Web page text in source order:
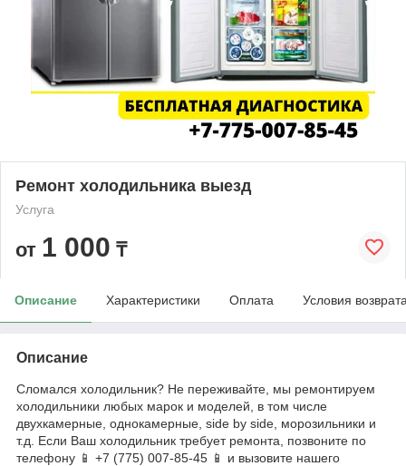
Ремонт холодильника выезд
Услуга
от 1 000 ₸
Описание Характеристики Оплата Условия
Описание
Сломался холодильник? Не переживайте, мы ремонтируем
холодильники любых марок и моделей, в том числе
двухкамерные, однокамерные, side by side, морозильники и
т.д. Если Ваш холодильник требует ремонта, позвоните по
телефону 📱 +7 (775) 007-85-45 📱 и вызовите нашего